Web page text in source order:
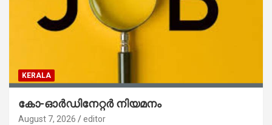
KERALA
കോ-ഓർഡിനേറ്റർ നിയമനം
August 7, 2026 editor